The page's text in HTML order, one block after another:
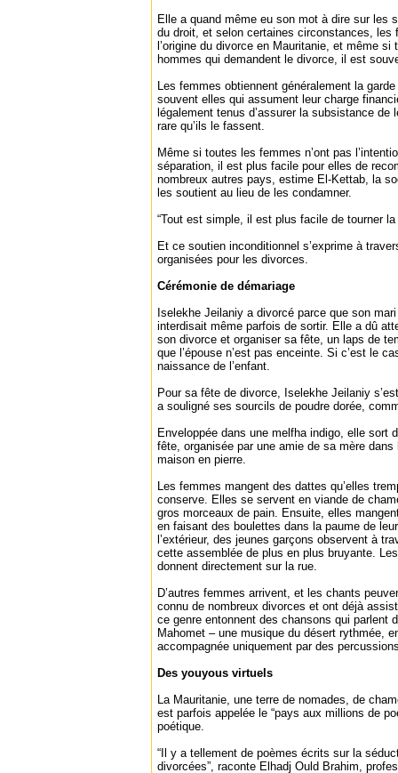
Elle a quand même eu son mot à dire sur les
du droit, et selon certaines circonstances, les
l’origine du divorce en Mauritanie, et même
hommes qui demandent le divorce, il est
Les femmes obtiennent généralement la
souvent elles qui assument leur charge
légalement tenus d’assurer la subsistance de
rare qu’ils le fassent.
Même si toutes les femmes n’ont pas
séparation, il est plus facile pour elles de
nombreux autres pays, estime El-Kettab, la
les soutient au lieu de les condamner.
“Tout est simple, il est plus facile de tourner la
Et ce soutien inconditionnel s’exprime à
organisées pour les divorces.
Cérémonie de démariage
Iselekhe Jeilaniy a divorcé parce que son
interdisait même parfois de sortir. Elle a dû
son divorce et organiser sa fête, un laps de
que l’épouse n’est pas enceinte. Si c’est le
naissance de l’enfant.
Pour sa fête de divorce, Iselekhe Jeilaniy
a souligné ses sourcils de poudre dorée,
Enveloppée dans une melfha indigo, elle sort
fête, organisée par une amie de sa mère
maison en pierre.
Les femmes mangent des dattes qu’elles
conserve. Elles se servent en viande de
gros morceaux de pain. Ensuite, elles
en faisant des boulettes dans la paume de
l’extérieur, des jeunes garçons observent à
cette assemblée de plus en plus bruyante.
donnent directement sur la rue.
D’autres femmes arrivent, et les chants
connu de nombreux divorces et ont déjà
ce genre entonnent des chansons qui parlent
Mahomet – une musique du désert rythmée,
accompagnée uniquement par des
Des youyous virtuels
La Mauritanie, une terre de nomades, de
est parfois appelée le “pays aux millions de
poétique.
“Il y a tellement de poèmes écrits sur la
divorcées”, raconte Elhadj Ould Brahim,